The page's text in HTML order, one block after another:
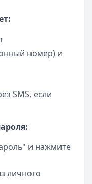
номер) и
SMS, если
и нажмите
личного